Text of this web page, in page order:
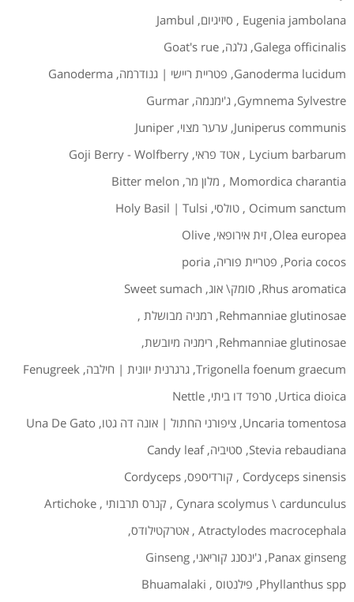
Eugenia jambolana
, סיזיגיום,
Jambul
Galega officinalis
, גלגה,
Goat's rue
Ganoderma lucidum
, פטריית ריישי | גנודרמה,
Ganoderma
Gymnema Sylvestre
, ג'ימנמה,
Gurmar
Juniperus communis
, ערער מצוי,
Juniper
Lycium barbarum
, אטד פראי,
Goji Berry - Wolfberry
Momordica charantia
, מלון מר,
Bitter melon
Ocimum sanctum
, טולסי,
Holy Basil | Tulsi
Olea europea
, זית אירופאי,
Olive
Poria cocos
, פטריית פוריה,
poria
Rhus aromatica
, סומק\ אוג,
Sweet sumach
Rehmanniae glutinosae
, רמניה מבושלת ,
Rehmanniae glutinosae
, רימניה מיובשת,
Trigonella foenum graecum
, גרגרנית יוונית | חילבה,
Fenugreek
Urtica dioica
, סרפד דו ביתי,
Nettle
Uncaria tomentosa
, ציפורני החתול | אונה דה גטו,
Una De Gato
Stevia rebaudiana
, סטיביה,
Candy leaf
Cordyceps sinensis
, קורדיספס,
Cordyceps
Cynara scolymus \ cardunculus
, קנרס תרבותי ,
Artichoke
Atractylodes macrocephala
, אטרקטילודס,
Panax ginseng
, ג'ינסנג קוריאני,
Ginseng
Phyllanthus spp
, פילנטוס ,
Bhuamalaki